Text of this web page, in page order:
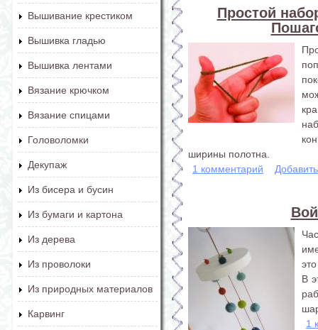
Вышивание крестиком
Вышивка гладью
Вышивка лентами
Вязание крючком
Вязание спицами
Головоломки
Декупаж
Из бисера и бусин
Из бумаги и картона
Из дерева
Из проволоки
Из природных материалов
Карвинг
Простой
ширины полотна.
1 комментарий
В
1